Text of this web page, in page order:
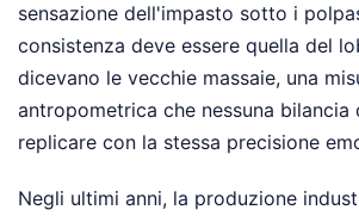
sensazione dell'impasto sotto i
consistenza deve essere quella del
dicevano le vecchie massaie, una
antropometrica che nessuna
replicare con la stessa precisione
Negli ultimi anni, la produzione